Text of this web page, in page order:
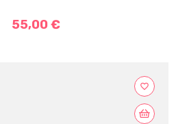
55,00 €
favorite_border